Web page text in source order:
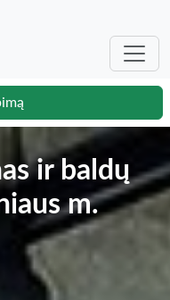
ir baldų
m.